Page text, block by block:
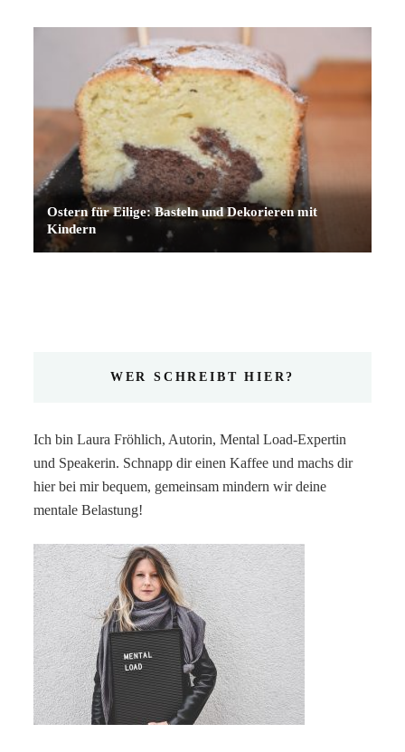
Ostern für Eilige: Basteln und Dekorieren mit
Kindern
WER SCHREIBT HIER?
Ich bin Laura Fröhlich, Autorin, Mental Load-Expertin
und Speakerin. Schnapp dir einen Kaffee und machs dir
hier bei mir bequem, gemeinsam mindern wir deine
mentale Belastung!